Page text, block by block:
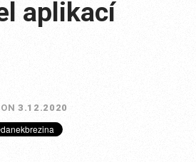
aplikací
ON3.12.2020